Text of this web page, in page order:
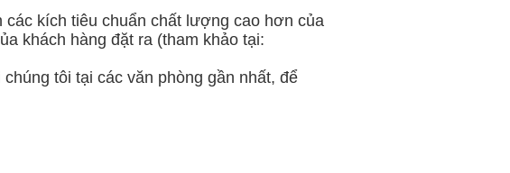
các kích tiêu chuẩn chất lượng cao hơn của
khách hàng đặt ra (tham khảo tại:
tôi tại các văn phòng gần nhất, để